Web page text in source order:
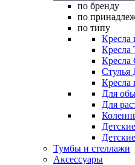
по бренду
по
по типу
Кресла
Кресла
Кресла
Стулья
Кресла
Для
Для
Тумбы и стеллажи
Аксессуары